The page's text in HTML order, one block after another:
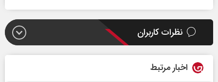
نظرات کاربران
اخبار مرتبط